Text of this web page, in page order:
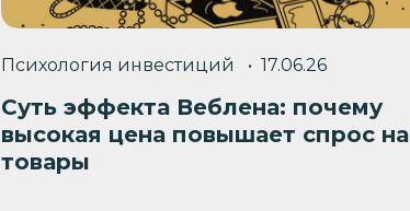
Психология инвестиций 17.06.26
Суть эффекта Веблена: почему
высокая цена повышает спрос на
товары